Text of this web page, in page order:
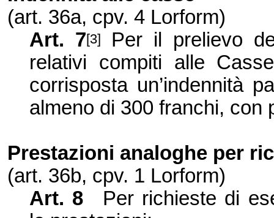
(art. 36a, cpv. 4 Lorform)
Art. 7[3]
Per il prelievo
relativi compiti alle
corrisposta un’indennità
almeno di 300 franchi, con
Prestazioni analoghe per
(art. 36b, cpv. 1 Lorform)
Art. 8
Per richieste di